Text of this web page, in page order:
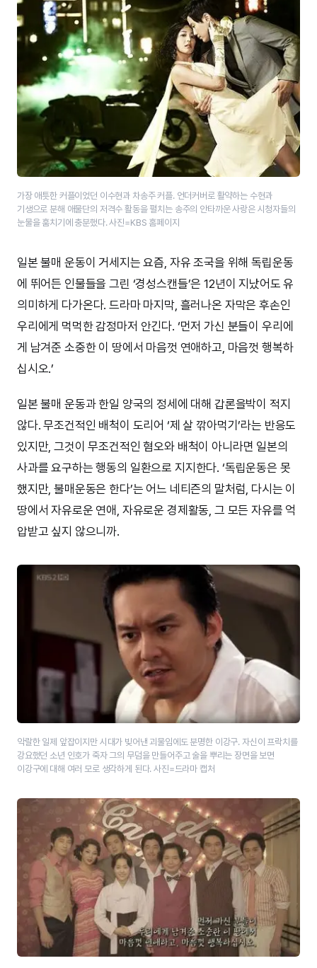
가장 애틋한 커플이었던 이수현과 차송주 커플. 언더커버로 활약하는 수현과
기생으로 분해 애물단의 저격수 활동을 펼치는 송주의 안타까운 사랑은 시청자들의
눈물을 훔치기에 충분했다. 사진=KBS 홈페이지
일본 불매 운동이 거세지는 요즘, 자유 조국을 위해 독립운동
에 뛰어든 인물들을 그린 ‘경성스캔들’은 12년이 지났어도 유
의미하게 다가온다. 드라마 마지막, 흘러나온 자막은 후손인
우리에게 먹먹한 감정마저 안긴다. ‘먼저 가신 분들이 우리에
게 남겨준 소중한 이 땅에서 마음껏 연애하고, 마음껏 행복하
십시오.’
일본 불매 운동과 한일 양국의 정세에 대해 갑론을박이 적지
않다. 무조건적인 배척이 도리어 ‘제 살 깎아먹기’라는 반응도
있지만, 그것이 무조건적인 혐오와 배척이 아니라면 일본의
사과를 요구하는 행동의 일환으로 지지한다. ‘독립운동은 못
했지만, 불매운동은 한다’는 어느 네티즌의 말처럼, 다시는 이
땅에서 자유로운 연애, 자유로운 경제활동, 그 모든 자유를 억
압받고 싶지 않으니까.
악랄한 일제 앞잡이지만 시대가 빚어낸 괴물임에도 분명한 이강구. 자신이 프락치를
강요했던 소년 인호가 죽자 그의 무덤을 만들어주고 술을 뿌리는 장면을 보면
이강구에 대해 여러 모로 생각하게 된다. 사진=드라마 캡처